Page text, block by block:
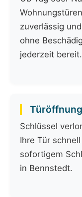
zuverlässig
ohne
jederzeit bereit.
Schlüssel
Ihre Tür
sofortigem
in Bennstedt.